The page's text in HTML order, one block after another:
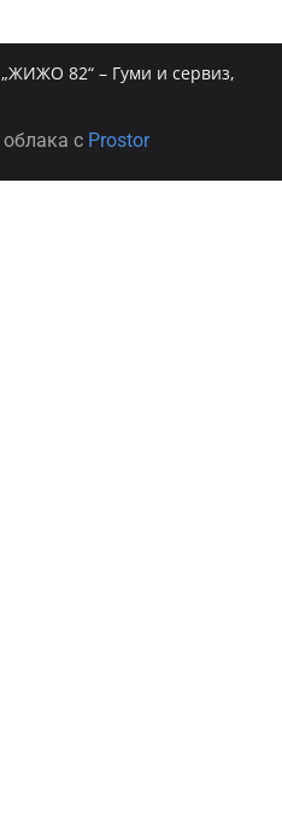
82“ – Гуми и сервиз,
облака с Prostor